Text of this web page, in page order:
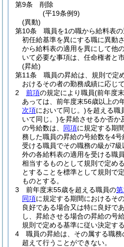
第9条
削除
(平19条例9)
(異動)
第10条
職員を1の職から給料表
初任給基準を異にする職に異動
から給料表の適用を異にして他
いて必要な事項は、任命権者と
(昇給)
第11条
職員の昇給は、規則で定
おけるその者の勤務成績に応じ
2
前項の規定により職員(前年度
あっては、前年度末56歳以上の
次項において同じ。)を超える職
いて同じ。)を昇給させるか否か
の号給数は、 同項に規定する期
務した職員の昇給の号給数を4号
受ける職員でその職務の級が7
外の各給料表の適用を受ける職
相当するものとして規則で定め
とすることを標準として規則で
ものとする。
3
前年度末55歳を超える職員の
同項に規定する期間におけるそ
良好である場合又は特に良好で
し、昇給させる場合の昇給の号
規則で定める基準に従い決定す
4
職員の昇給は、その属する職
超えて行うことができない。